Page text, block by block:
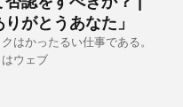
がとうあなた」
はかったるい仕事である。
ウェブ